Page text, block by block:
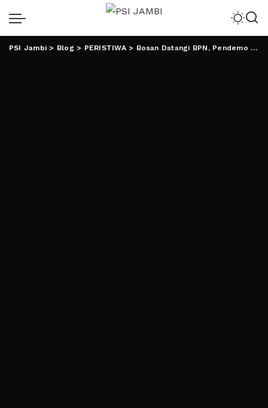
PSI Jambi > Blog > PERISTIWA> Bosan Datangi BPN, Pendemo Minta PWI Lampung Advokasi Soal PTSL